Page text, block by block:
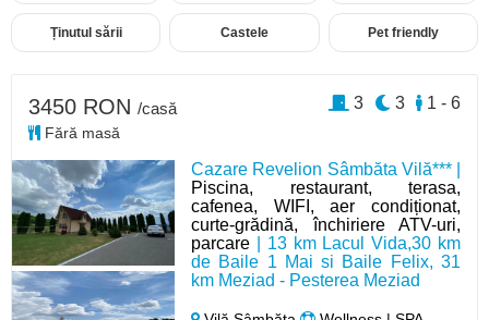
Ținutul sării Castele Pet friendly
Cazare Revelion Sâmbăta Vilă*** |
Piscina, restaurant, terasa,
cafenea, WIFI, aer condiționat,
curte-grădină, închiriere ATV-uri,
parcare | 13 km Lacul Vida,30 km
de Baile 1 Mai si Baile Felix, 31
km Meziad - Pesterea Meziad
3450 RON /casă
Fără masă
1 - 6
3
3